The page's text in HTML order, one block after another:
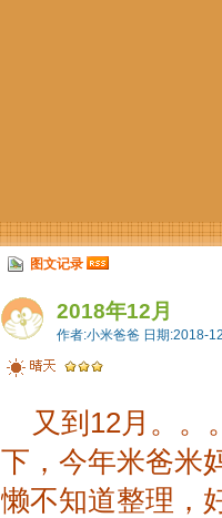
图文记录
2018年12月
作者:小米爸爸 日期:2018-
又到12月。。
下，今年米爸米
懒不知道整理，